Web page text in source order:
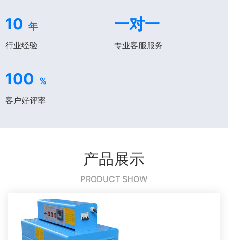
10 年
行业经验
一对一
专业客服服务
100 %
客户好评率
产品展示
PRODUCT SHOW